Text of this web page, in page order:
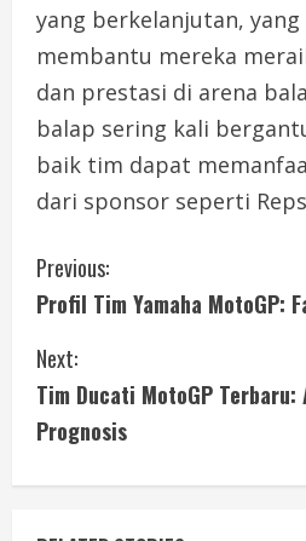
yang berkelanjutan,
membantu mereka
dan prestasi di arena
balap sering kali
baik tim dapat
dari sponsor seperti
C
o
n
t
i
n
Previous:
Profil Tim Yamaha MotoGP:
Next:
Tim Ducati MotoGP Terbaru:
Prognosis